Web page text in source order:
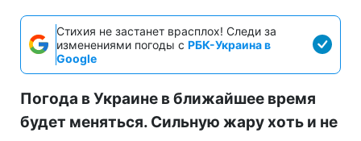
Стихия не застанет врасплох! Следи за
изменениями погоды с РБК-Украина в
Google
Погода в Украине в ближайшее время
будет меняться. Сильную жару хоть и не